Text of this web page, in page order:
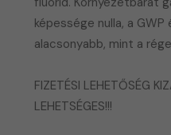
képessége nulla, a GWP
alacsonyabb, mint a
FIZETÉSI LEHETŐSÉG
LEHETSÉGES!!!